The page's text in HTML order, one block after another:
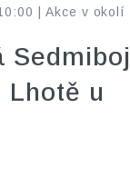
| Akce v okolí
Sedmiboj
Lhotě u